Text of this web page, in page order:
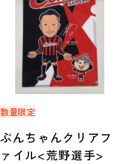
数量限定
ぶんちゃんクリアフ
ァイル<荒野選手>